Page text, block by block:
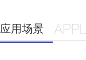
应用场景